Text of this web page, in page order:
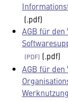
(.pdf)
AGB für den
(.pdf)
AGB für den